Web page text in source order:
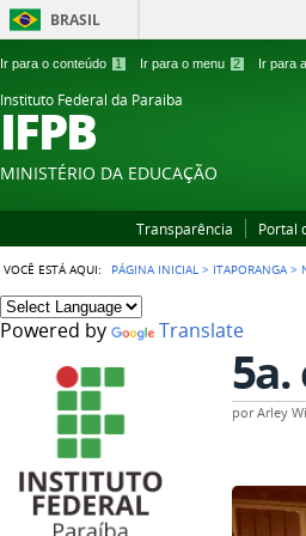
BRASIL
Ir para o conteúdo 1 Ir para o menu 2 Ir para
Instituto Federal da Paraiba
IFPB
MINISTÉRIO DA EDUCAÇÃO
Transparência Portal
VOCÊ ESTÁ AQUI: PÁGINA INICIAL > ITAPORANGA >
Powered by Translate
5a.
porArley